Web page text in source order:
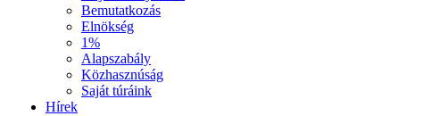
Bemutatkozás
Elnökség
1%
Alapszabály
Közhasznúság
Saját túráink
Hírek